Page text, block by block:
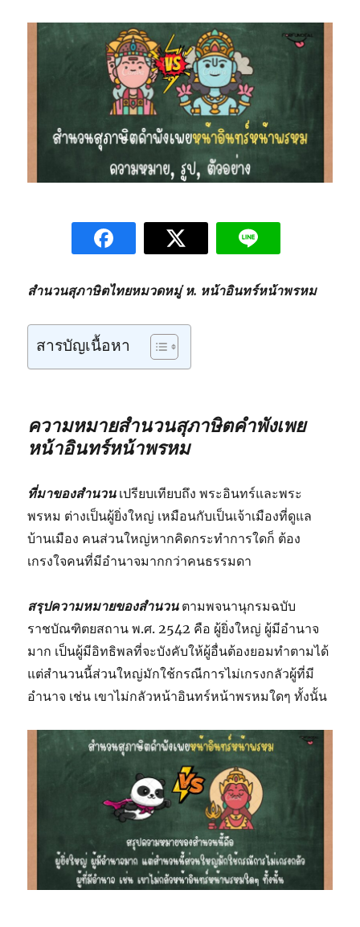
สำนวนสุภาษิตไทยหมวดหมู่ ห. หน้าอินทร์หน้าพรหม
สารบัญเนื้อหา
ความหมายสำนวนสุภาษิตคำพังเพย
หน้าอินทร์หน้าพรหม
ที่มาของสำนวนเปรียบเทียบถึง พระอินทร์และพระ
พรหม ต่างเป็นผู้ยิ่งใหญ่ เหมือนกับเป็นเจ้าเมืองที่ดูแล
บ้านเมือง คนส่วนใหญ่หากคิดกระทำการใดก็ ต้อง
เกรงใจคนที่มีอำนาจมากกว่าคนธรรมดา
สรุปความหมายของสำนวนตามพจนานุกรมฉบับ
ราชบัณฑิตยสถาน พ.ศ. 2542 คือ ผู้ยิ่งใหญ่ ผู้มีอำนาจ
มาก เป็นผู้มีอิทธิพลที่จะบังคับให้ผู้อื่นต้องยอมทําตามได้
แต่สำนวนนี้ส่วนใหญ่มักใช้กรณีการไม่เกรงกลัวผู้ที่มี
อำนาจ เช่น เขาไม่กลัวหน้าอินทร์หน้าพรหมใดๆ ทั้งนั้น